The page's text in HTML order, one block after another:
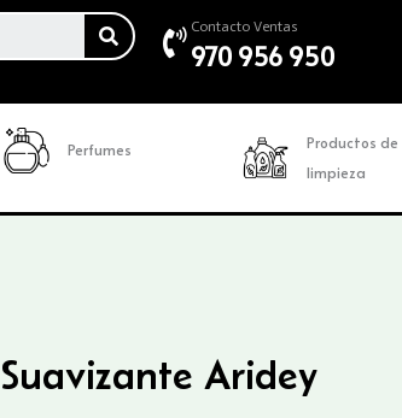
SEARCH Contacto Ventas
970 956 950
Perfumes
Productos de
limpieza
Suavizante Aridey